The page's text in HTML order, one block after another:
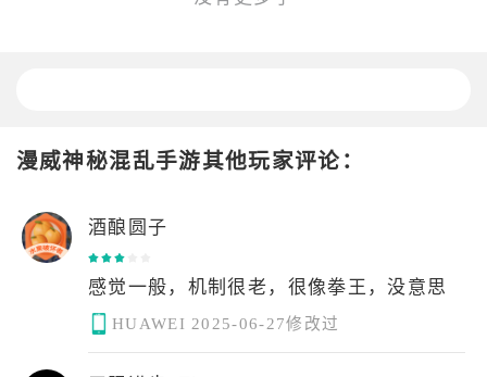
漫威神秘混乱手游其他玩家评论：
酒酿圆子
感觉一般，机制很老，很像拳王，没意思
HUAWEI 2025-06-27修改过